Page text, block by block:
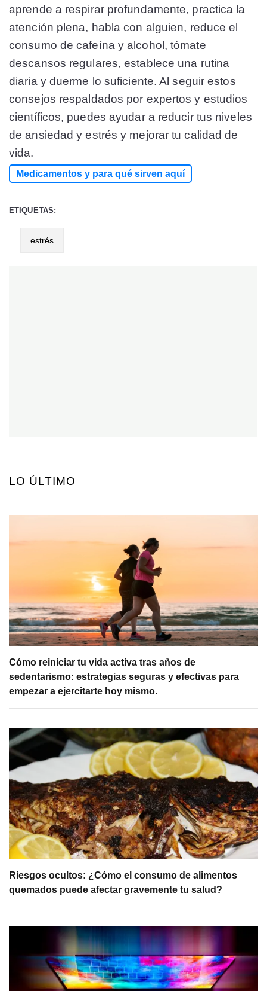
aprende a respirar profundamente, practica la
atención plena, habla con alguien, reduce el
consumo de cafeína y alcohol, tómate
descansos regulares, establece una rutina
diaria y duerme lo suficiente. Al seguir estos
consejos respaldados por expertos y estudios
científicos, puedes ayudar a reducir tus niveles
de ansiedad y estrés y mejorar tu calidad de
vida.
Medicamentos y para qué sirven aquí
ETIQUETAS:
estrés
LO ÚLTIMO
Cómo reiniciar tu vida activa tras años de
sedentarismo: estrategias seguras y efectivas para
empezar a ejercitarte hoy mismo.
Riesgos ocultos: ¿Cómo el consumo de alimentos
quemados puede afectar gravemente tu salud?